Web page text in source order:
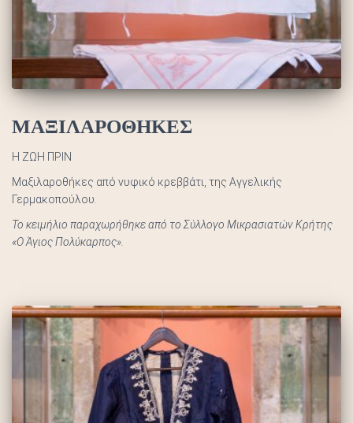
ΜΑΞΙΛΑΡΟΘΗΚΕΣ
Η ΖΩΗ ΠΡΙΝ
Μαξιλαροθήκες από νυφικό κρεββάτι, της Αγγελικής
Γερμακοπούλου.
Το κειμήλιο παραχωρήθηκε από το Σύλλογο Μικρασιατών Κρήτης
«Ο Άγιος Πολύκαρπος».